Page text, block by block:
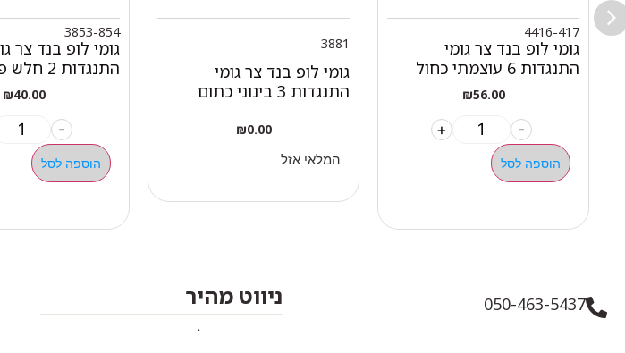
4416-417
גומי לופ בנד צר גומי
התנגדות 6 עוצמתי כחול
₪56.00
-
+
הוספה לסל
3881
גומי לופ בנד צר גומי
התנגדות 3 בינוני כתום
₪0.00
המלאי אזל
3853-854
גומי לופ בנד צר
התנגדות 2 חלש פלוס שחור
₪40.00
-
הוספה לסל
050-463-5437 ניווט מהיר
אודות אתלט